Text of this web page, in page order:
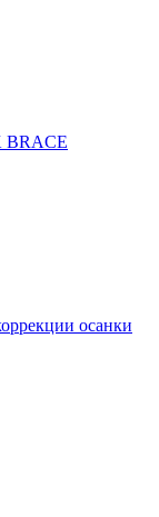
BRACE
осанки